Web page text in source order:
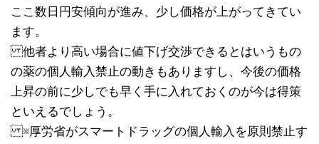
ここ数日円安傾向が進み、少し価格が上がってきてい
ます。
他者より高い場合に値下げ交渉できるとはいうもの
の薬の個人輸入禁止の動きもありますし、今後の価格
上昇の前に少しでも早く手に入れておくのが今は得策
といえるでしょう。
※厚労省がスマートドラッグの個人輸入を原則禁止す